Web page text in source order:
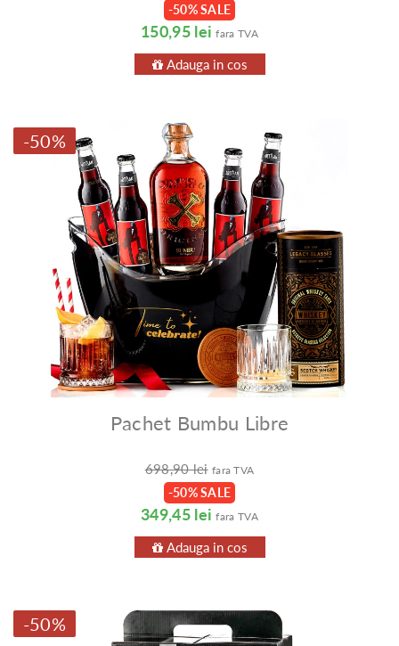
-50% SALE
150,95 lei fara TVA
Adauga in cos
-50%
Pachet Bumbu Libre
698,90 lei fara TVA
-50% SALE
349,45 lei fara TVA
Adauga in cos
-50%